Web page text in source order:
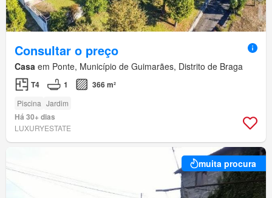
Consultar o preço
Casa em Ponte, Município de Guimarães, Distrito de Braga
T4 1 366 m²
Piscina Jardim
Há 30+ dias
LUXURYESTATE
muita procura